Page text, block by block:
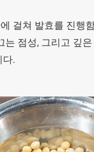
걸쳐 발효를 진행
는 점성, 그리고 깊
다.